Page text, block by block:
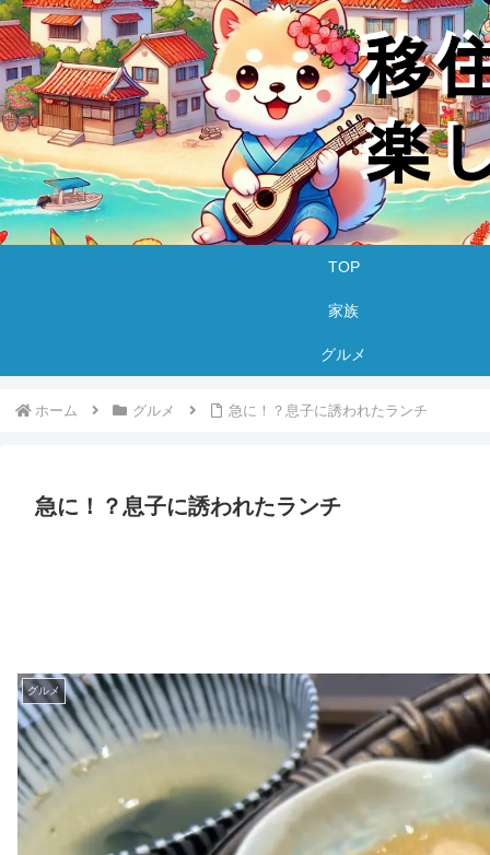
TOP
家族
グルメ
ホーム グルメ 急に！？息子に誘われたランチ
急に！？息子に誘われたランチ
グルメ